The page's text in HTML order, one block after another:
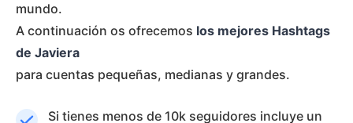
mundo.
A continuación os ofrecemos los mejores Hashtags
de Javiera
para cuentas pequeñas, medianas y grandes.
Si tienes menos de 10k seguidores incluye un